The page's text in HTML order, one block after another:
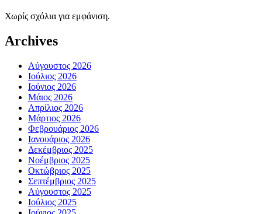
Χωρίς σχόλια για εμφάνιση.
Archives
Αύγουστος 2026
Ιούλιος 2026
Ιούνιος 2026
Μάιος 2026
Απρίλιος 2026
Μάρτιος 2026
Φεβρουάριος 2026
Ιανουάριος 2026
Δεκέμβριος 2025
Νοέμβριος 2025
Οκτώβριος 2025
Σεπτέμβριος 2025
Αύγουστος 2025
Ιούλιος 2025